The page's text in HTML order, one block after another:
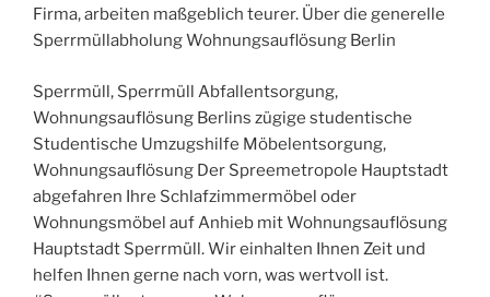
Firma, arbeiten maßgeblich teurer. Über die generelle
Sperrmüllabholung Wohnungsauflösung Berlin
Sperrmüll, Sperrmüll Abfallentsorgung,
Wohnungsauflösung Berlins zügige studentische
Studentische Umzugshilfe Möbelentsorgung,
Wohnungsauflösung Der Spreemetropole Hauptstadt
abgefahren Ihre Schlafzimmermöbel oder
Wohnungsmöbel auf Anhieb mit Wohnungsauflösung
Hauptstadt Sperrmüll. Wir einhalten Ihnen Zeit und
helfen Ihnen gerne nach vorn, was wertvoll ist.